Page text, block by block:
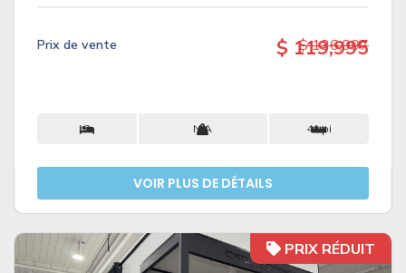
Prix ​​de vente $ 136,997
$ 119,995
8 N/A 41 pi
VOIR PLUS DE DÉTAILS
PRIX RÉDUIT